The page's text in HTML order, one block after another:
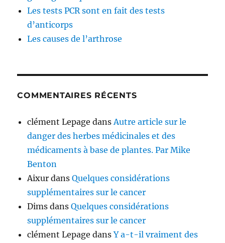
Les tests PCR sont en fait des tests
d’anticorps
Les causes de l’arthrose
COMMENTAIRES RÉCENTS
clément Lepage dansAutre article sur le
danger des herbes médicinales et des
médicaments à base de plantes. Par Mike
Benton
Aixur dansQuelques considérations
supplémentaires sur le cancer
Dims dansQuelques considérations
supplémentaires sur le cancer
clément Lepage dansY a-t-il vraiment des